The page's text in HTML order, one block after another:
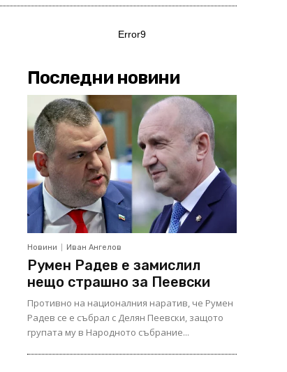
Error9
Последни новини
Новини Иван Ангелов
Румен Радев е замислил
нещо страшно за Пеевски
Противно на националния наратив, че Румен
Радев се е събрал с Делян Пеевски, защото
групата му в Народното събрание...